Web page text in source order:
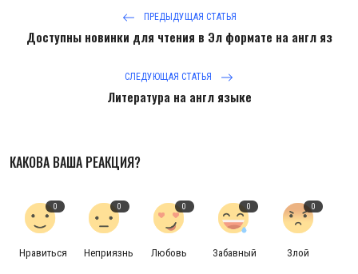
ПРЕДЫДУЩАЯ СТАТЬЯ
Доступны новинки для чтения в Эл формате на англ яз
СЛЕДУЮЩАЯ СТАТЬЯ
Литература на англ языке
КАКОВА ВАША РЕАКЦИЯ?
0
Нравиться
0
Неприязнь
0
Любовь
0
Забавный
0
Злой